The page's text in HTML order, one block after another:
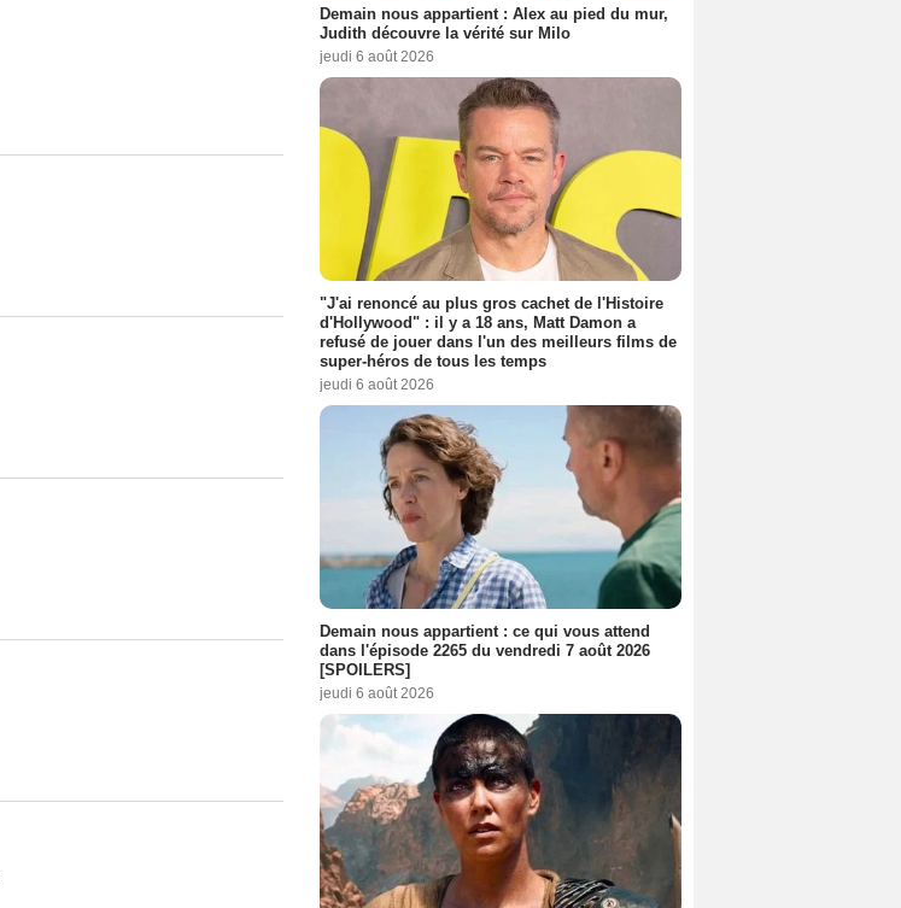
Demain nous appartient : Alex au pied du mur,
Judith découvre la vérité sur Milo
jeudi 6 août 2026
"J'ai renoncé au plus gros cachet de l'Histoire
d'Hollywood" : il y a 18 ans, Matt Damon a
refusé de jouer dans l'un des meilleurs films de
super-héros de tous les temps
jeudi 6 août 2026
Demain nous appartient : ce qui vous attend
dans l'épisode 2265 du vendredi 7 août 2026
[SPOILERS]
jeudi 6 août 2026